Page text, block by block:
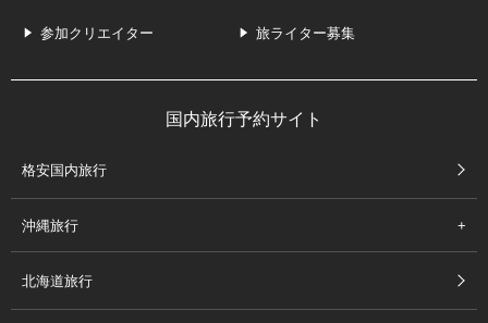
参加クリエイター 旅ライター募集
国内旅行予約サイト
格安国内旅行
沖縄旅行
北海道旅行